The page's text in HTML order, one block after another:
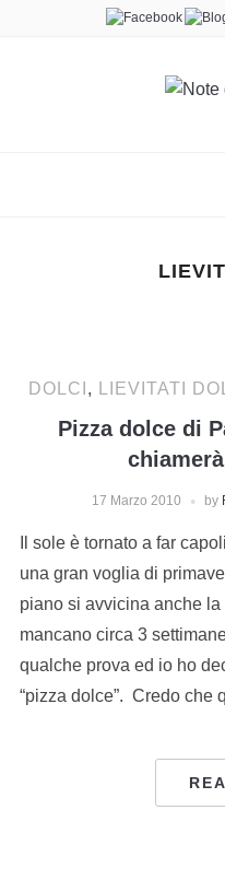
DOLCI , LIEVITATI
Pizza dolce di
17 Marzo 2010 by
Il sole è tornato a far
una gran voglia di
piano si avvicina anche
mancano circa 3
qualche prova ed io ho
“pizza dolce”. Credo che